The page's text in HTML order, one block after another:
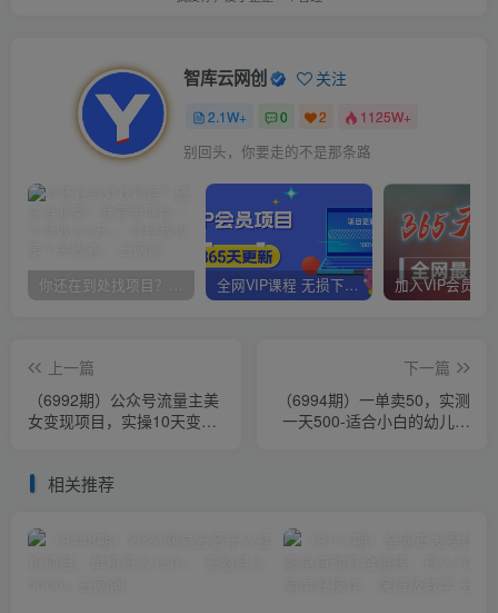
智库云网创 关注
2.1W+ 0 2 1125W+
别回头，你要走的不是那条路
你还在到处找项目？还在当韭菜？我靠卖项目一个月收入5万+，曾经我也是个失败者。 全网VIP课程 无损下载~
上一篇
（6992期）公众号流量主美
女变现项目，实操10天变现
下一篇
（6994期）一单卖50，实测
一天500-适合小白的幼儿园
相关推荐